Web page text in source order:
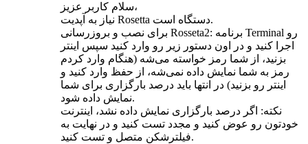
سلام کاربر عزیز،
نیاز به آپدیت Rosetta دستگاه است.
برای نصب و بروزرسانی Rosseta2: برنامه Terminal رو
اجرا کنید و در اون دستور زیر رو وارد کنید سپس اینتر
بزنید، از شما رمز خواسته می‌شه (هنگام وارد کردم
رمز به شما نمایش داده نمی‌شه، از حفظ وارد کنید و
اینتر رو بزنید) در انتها باید درصد بارگزاری برای شما
نمایش داده شود.
نکته: اگر درصد بارگزاری نمایش داده نشد، اینترنت
خودتون رو عوض کنید و مجدد تست کنید و در نهایت به
فیلترشکن متصل و تست کنید.